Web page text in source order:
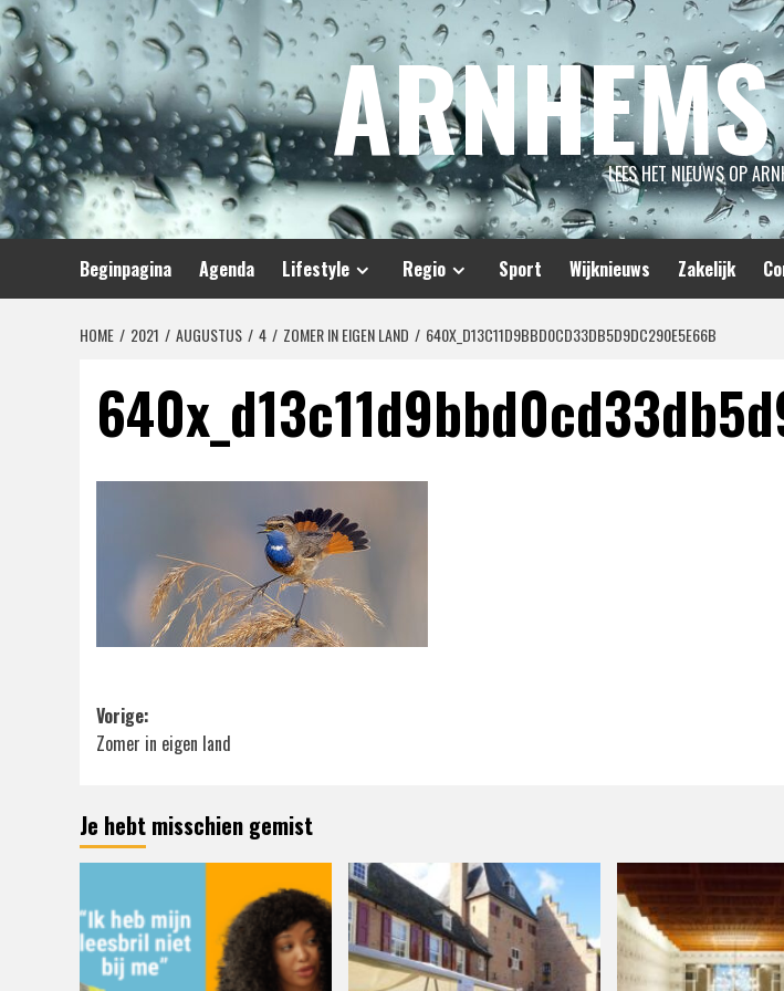
Spring
naar
inhoud
LEES HET NIEUWS OP
Beginpagina Agenda Lifestyle Regio Sport Wijknieuws Zakelijk
HOME 2021 AUGUSTUS 4 ZOMER IN EIGEN LAND 640X_D13C11D9BBD0CD33DB5D9DC290E5E66B
Bericht
navigatie
Vorige:
Zomer in eigen land
Je hebt misschien gemist